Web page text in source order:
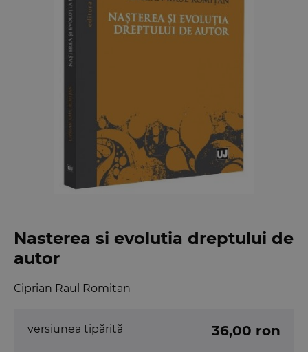
Nasterea si evolutia dreptului de
autor
Ciprian Raul Romitan
versiunea tipărită 36,00 ron